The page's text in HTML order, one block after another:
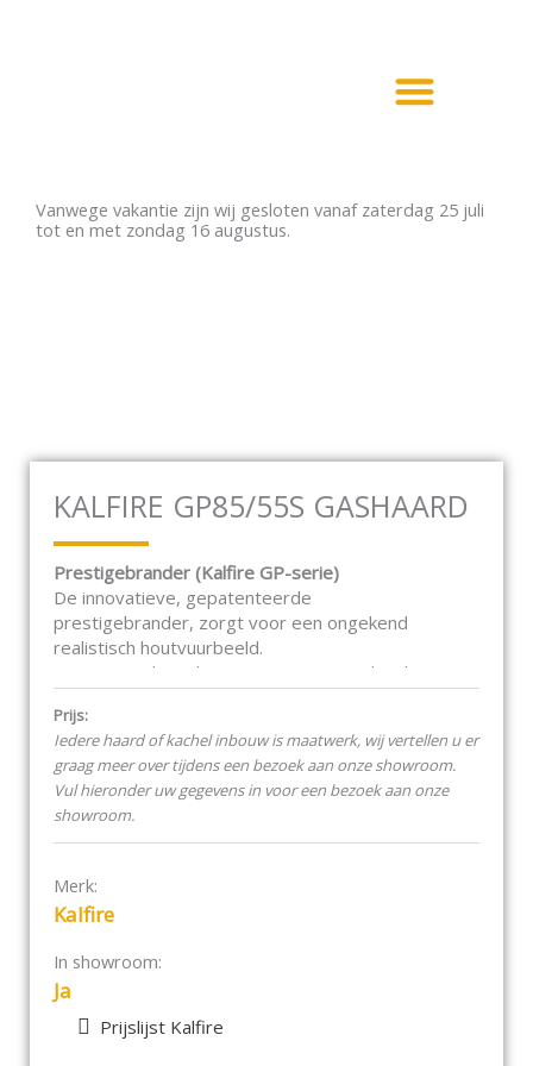
Vanwege vakantie zijn wij gesloten vanaf zaterdag 25 juli
tot en met zondag 16 augustus.
KALFIRE GP85/55S GASHAARD
Prestigebrander (Kalfire GP-serie)
De innovatieve, gepatenteerde
prestigebrander, zorgt voor een ongekend
realistisch houtvuurbeeld.
De prestigebranders zijn geïntegreerd in de
keramische houtstammen. Deze worden in
piramidevorm in de haard opgestapeld. Hierdoor
ontstaat er een hoog en volumineus vlambeeld.
Levensechte vonken met Natural Spark Generator
Kalfire houdt zich voortdurend bezig met
innovatie. De meest recente innovatie van onze
afdeling Research is de Natural Spark Generator
(NSG). De NSG is als optie verkrijgbaar voor alle
gashaarden met een prestigebrander. Deze
levensechte vonkjes uit de brandende vlammen
opstijgen en langzaam verbranden. Het levert een
natuurgetrouw vlammenspel op, waardoor het net
Prijs:
Iedere haard of kachel inbouw is maatwerk, wij vertellen u er
graag meer over tijdens een bezoek aan onze showroom.
Vul hieronder uw gegevens in voor een bezoek aan onze
showroom.
Merk:
Kalfire
In showroom:
Ja
Prijslijst Kalfire